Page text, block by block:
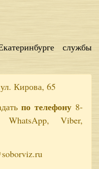
службы
Кирова, 65
по телефону8-
WhatsApp, Viber,